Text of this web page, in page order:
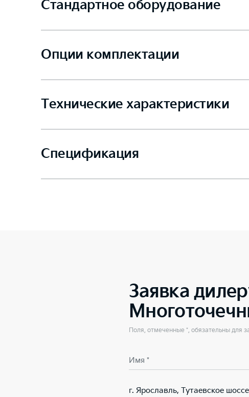
Стандартное оборудование
Опции комплектации
Технические характеристики
Спецификация
Заявка
Поля, отмеченные *, обязательны для
Имя *
г. Ярославль, Тутаевское